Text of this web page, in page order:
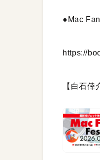
●Mac
https://
【白石倖